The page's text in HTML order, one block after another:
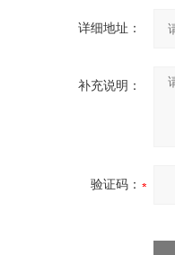
详细地址：
补充说明：
验证码：